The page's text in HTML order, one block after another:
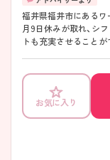
福井県福井市にあるワ
月9日休みが取れ、シ
トも充実させることができます。 県立病院ご出
お気に入り